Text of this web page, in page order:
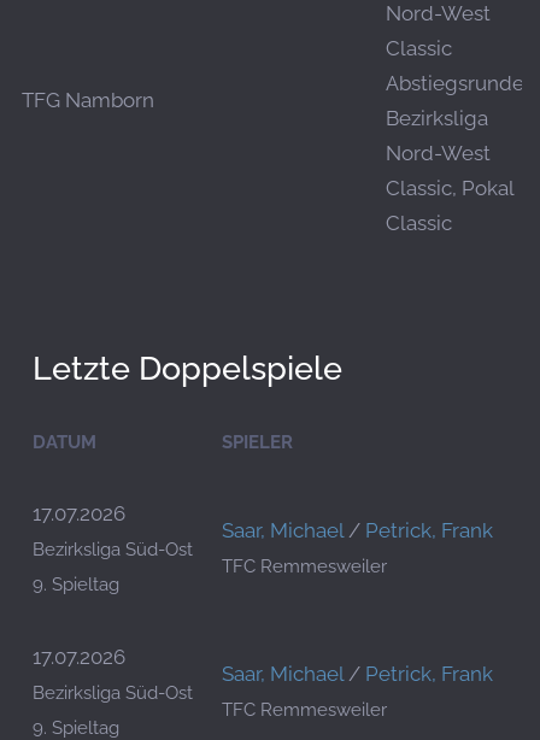
TFG Namborn
Nord-West
Classic
Abstiegsrunde,
Bezirksliga
Nord-West
Classic, Pokal
Classic
Letzte Doppelspiele
DATUM SPIELER
17.07.2026
Bezirksliga Süd-Ost
9. Spieltag
Saar, Michael/ Petrick, Frank
TFC Remmesweiler
17.07.2026
Bezirksliga Süd-Ost
9. Spieltag
Saar, Michael/ Petrick, Frank
TFC Remmesweiler